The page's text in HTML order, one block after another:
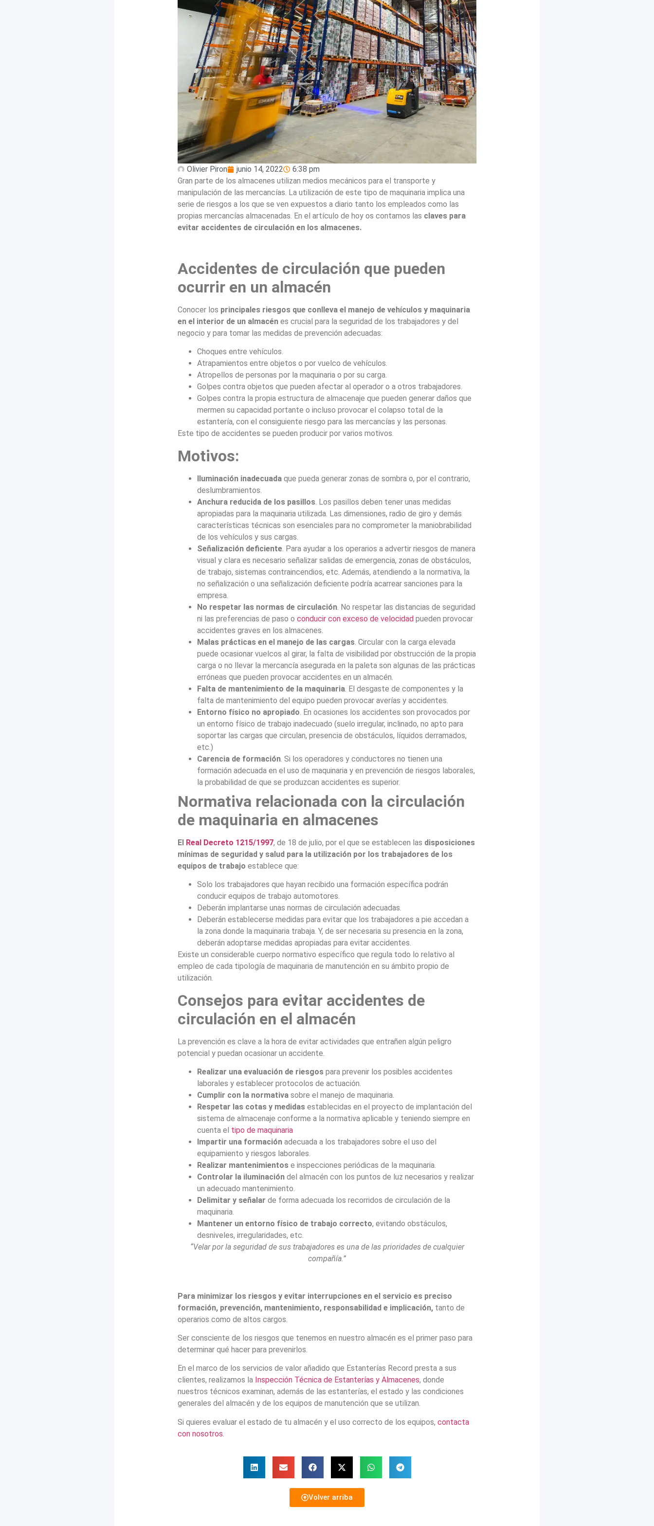
Olivier Piron junio 14, 2022
6:38 pm
Gran parte de los almacenes utilizan medios mecánicos para el transporte y
manipulación de las mercancías. La utilización de este tipo de maquinaria implica una
serie de riesgos a los que se ven expuestos a diario tanto los empleados como las
propias mercancías almacenadas. En el artículo de hoy os contamos las claves para
evitar accidentes de circulación en los almacenes.
Accidentes de circulación que pueden
ocurrir en un almacén
Conocer los principales riesgos que conlleva el manejo de vehículos y maquinaria
en el interior de un almacén es crucial para la seguridad de los trabajadores y del
negocio y para tomar las medidas de prevención adecuadas:
Choques entre vehículos.
Atrapamientos entre objetos o por vuelco de vehículos.
Atropellos de personas por la maquinaria o por su carga.
Golpes contra objetos que pueden afectar al operador o a otros trabajadores.
Golpes contra la propia estructura de almacenaje que pueden generar daños que
mermen su capacidad portante o incluso provocar el colapso total de la
estantería, con el consiguiente riesgo para las mercancías y las personas.
Este tipo de accidentes se pueden producir por varios motivos.
Motivos:
Iluminación inadecuada que pueda generar zonas de sombra o, por el contrario,
deslumbramientos.
Anchura reducida de los pasillos . Los pasillos deben tener unas medidas
apropiadas para la maquinaria utilizada. Las dimensiones, radio de giro y demás
características técnicas son esenciales para no comprometer la maniobrabilidad
de los vehículos y sus cargas.
Señalización deficiente . Para ayudar a los operarios a advertir riesgos de manera
visual y clara es necesario señalizar salidas de emergencia, zonas de obstáculos,
de trabajo, sistemas contraincendios, etc. Además, atendiendo a la normativa, la
no señalización o una señalización deficiente podría acarrear sanciones para la
empresa.
No respetar las normas de circulación . No respetar las distancias de seguridad
ni las preferencias de paso oconducir con exceso de velocidad pueden provocar
accidentes graves en los almacenes.
Malas prácticas en el manejo de las cargas . Circular con la carga elevada
puede ocasionar vuelcos al girar, la falta de visibilidad por obstrucción de la propia
carga o no llevar la mercancía asegurada en la paleta son algunas de las prácticas
erróneas que pueden provocar accidentes en un almacén.
Falta de mantenimiento de la maquinaria . El desgaste de componentes y la
falta de mantenimiento del equipo pueden provocar averías y accidentes.
Entorno físico no apropiado . En ocasiones los accidentes son provocados por
un entorno físico de trabajo inadecuado (suelo irregular, inclinado, no apto para
soportar las cargas que circulan, presencia de obstáculos, líquidos derramados,
etc.)
Carencia de formación . Si los operadores y conductores no tienen una
formación adecuada en el uso de maquinaria y en prevención de riesgos laborales,
la probabilidad de que se produzcan accidentes es superior.
Normativa relacionada con la circulación
de maquinaria en almacenes
El Real Decreto 1215/1997, de 18 de julio, por el que se establecen las disposiciones
mínimas de seguridad y salud para la utilización por los trabajadores de los
equipos de trabajo establece que:
Solo los trabajadores que hayan recibido una formación específica podrán
conducir equipos de trabajo automotores.
Deberán implantarse unas normas de circulación adecuadas.
Deberán establecerse medidas para evitar que los trabajadores a pie accedan a
la zona donde la maquinaria trabaja. Y, de ser necesaria su presencia en la zona,
deberán adoptarse medidas apropiadas para evitar accidentes.
Existe un considerable cuerpo normativo específico que regula todo lo relativo al
empleo de cada tipología de maquinaria de manutención en su ámbito propio de
utilización.
Consejos para evitar accidentes de
circulación en el almacén
La prevención es clave a la hora de evitar actividades que entrañen algún peligro
potencial y puedan ocasionar un accidente.
Realizar una evaluación de riesgos para prevenir los posibles accidentes
laborales y establecer protocolos de actuación.
Cumplir con la normativa sobre el manejo de maquinaria.
Respetar las cotas y medidas establecidas en el proyecto de implantación del
sistema de almacenaje conforme a la normativa aplicable y teniendo siempre en
cuenta el tipo de maquinaria
Impartir una formación adecuada a los trabajadores sobre el uso del
equipamiento y riesgos laborales.
Realizar mantenimientos e inspecciones periódicas de la maquinaria.
Controlar la iluminación del almacén con los puntos de luz necesarios y realizar
un adecuado mantenimiento.
Delimitar y señalar de forma adecuada los recorridos de circulación de la
maquinaria.
Mantener un entorno físico de trabajo correcto, evitando obstáculos,
desniveles, irregularidades, etc.
“Velar por la seguridad de sus trabajadores es una de las prioridades de cualquier
compañía.”
Para minimizar los riesgos y evitar interrupciones en el servicio es preciso
formación, prevención, mantenimiento, responsabilidad e implicación, tanto de
operarios como de altos cargos.
Ser consciente de los riesgos que tenemos en nuestro almacén es el primer paso para
determinar qué hacer para prevenirlos.
En el marco de los servicios de valor añadido que Estanterías Record presta a sus
clientes, realizamos la Inspección Técnica de Estanterías y Almacenes, donde
nuestros técnicos examinan, además de las estanterías, el estado y las condiciones
generales del almacén y de los equipos de manutención que se utilizan.
Si quieres evaluar el estado de tu almacén y el uso correcto de los equipos,contacta
con nosotros.
Volver arriba